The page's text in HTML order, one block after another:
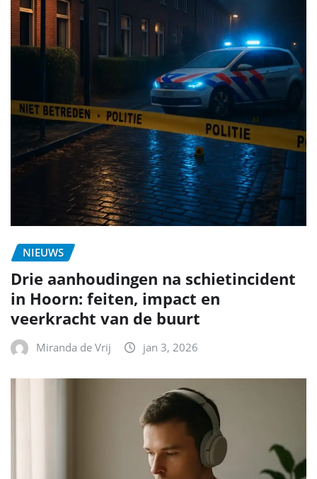
NIEUWS
Drie aanhoudingen na schietincident
in Hoorn: feiten, impact en
veerkracht van de buurt
Miranda de Vrij jan 3, 2026